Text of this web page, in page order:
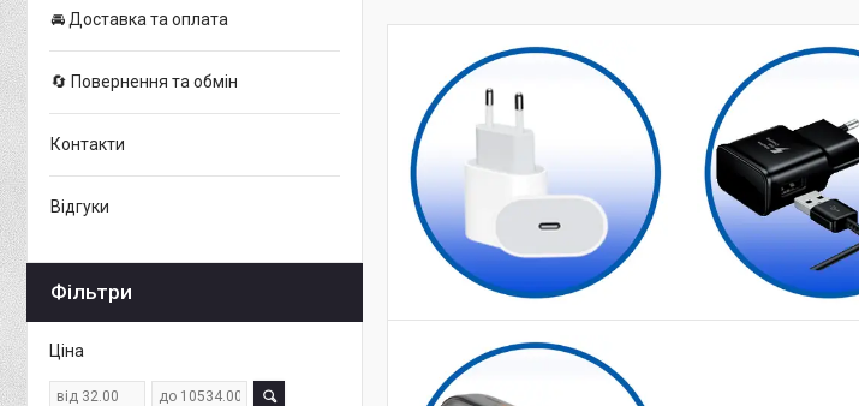
🚘 Доставка та оплата
🔄 Повернення та обмін
Контакти
Відгуки
Фільтри
Ціна